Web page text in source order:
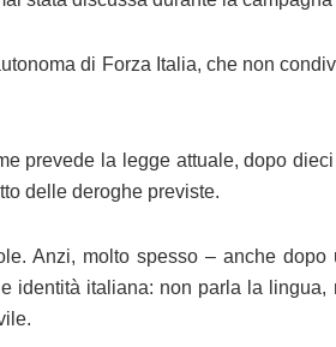
di Forza Italia, che non
prevede la legge attuale, dopo
delle deroghe previste.
Anzi, molto spesso – anche
identità italiana: non parla la lingua,